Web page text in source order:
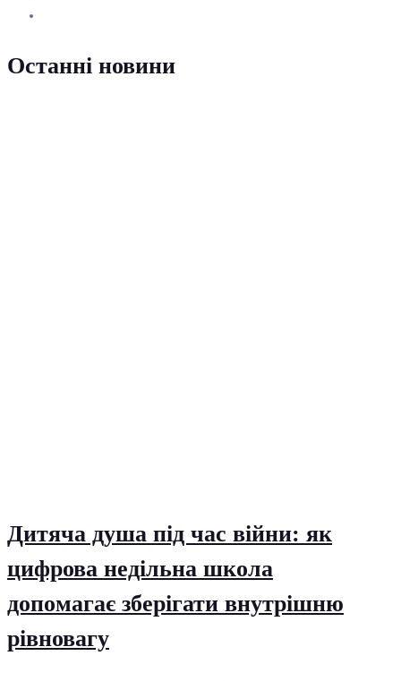
Останні новини
Дитяча душа під час війни: як
цифрова недільна школа
допомагає зберігати внутрішню
рівновагу